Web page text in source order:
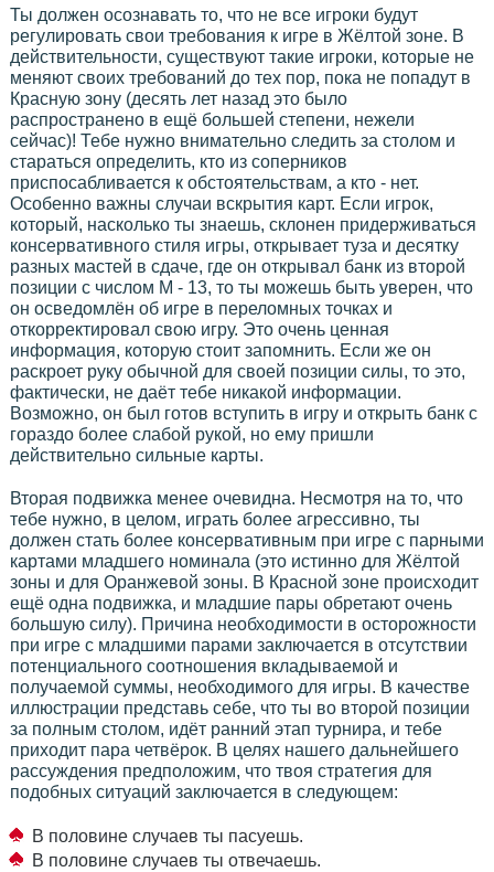
Ты должен осознавать то, что не все игроки будут
регулировать свои требования к игре в Жёлтой зоне. В
действительности, существуют такие игроки, которые не
меняют своих требований до тех пор, пока не попадут в
Красную зону (десять лет назад это было
распространено в ещё большей степени, нежели
сейчас)! Тебе нужно внимательно следить за столом и
стараться определить, кто из соперников
приспосабливается к обстоятельствам, а кто - нет.
Особенно важны случаи вскрытия карт. Если игрок,
который, насколько ты знаешь, склонен придерживаться
консервативного стиля игры, открывает туза и десятку
разных мастей в сдаче, где он открывал банк из второй
позиции с числом М - 13, то ты можешь быть уверен, что
он осведомлён об игре в переломных точках и
откорректировал свою игру. Это очень ценная
информация, которую стоит запомнить. Если же он
раскроет руку обычной для своей позиции силы, то это,
фактически, не даёт тебе никакой информации.
Возможно, он был готов вступить в игру и открыть банк с
гораздо более слабой рукой, но ему пришли
действительно сильные карты.
Вторая подвижка менее очевидна. Несмотря на то, что
тебе нужно, в целом, играть более агрессивно, ты
должен стать более консервативным при игре с парными
картами младшего номинала (это истинно для Жёлтой
зоны и для Оранжевой зоны. В Красной зоне происходит
ещё одна подвижка, и младшие пары обретают очень
большую силу). Причина необходимости в осторожности
при игре с младшими парами заключается в отсутствии
потенциального соотношения вкладываемой и
получаемой суммы, необходимого для игры. В качестве
иллюстрации представь себе, что ты во второй позиции
за полным столом, идёт ранний этап турнира, и тебе
приходит пара четвёрок. В целях нашего дальнейшего
рассуждения предположим, что твоя стратегия для
подобных ситуаций заключается в следующем:
В половине случаев ты пасуешь.
В половине случаев ты отвечаешь.